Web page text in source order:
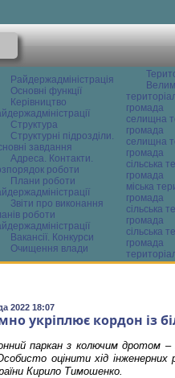
Райдержадміністрація
Основні функції
Керівництво
Структура
Структурні підрозділи.
завдання
Адреса. Контакти.
роботи
Плани роботи
Звіти про виконання
роботи
Вакансії. Конкурси
Очищення влади
громада
селищна
громада
селищна
громада
сільська
громада
міська
громада
сільська
громада
сільська
громада
2022 18:07
укріплює кордон із
паркан з колючим дротом
оцінити хід інженерних
Кирило Тимошенко.